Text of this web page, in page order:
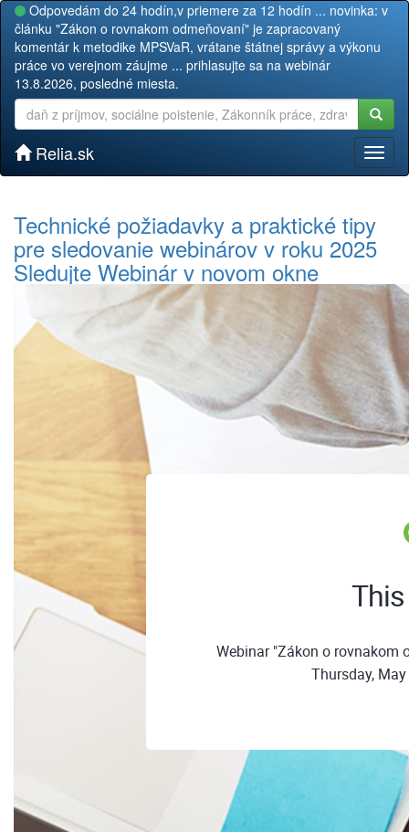
Odpovedám do 24 hodín,v priemere za 12 hodín ... novinka: v
článku "Zákon o rovnakom odmeňovaní" je zapracovaný
komentár k metodike MPSVaR, vrátane štátnej správy a výkonu
práce vo verejnom záujme ... prihlasujte sa na webinár
13.8.2026, posledné miesta.
Relia.sk
Technické požiadavky a praktické tipy
pre sledovanie webinárov v roku 2025
Sledujte Webinár v novom okne